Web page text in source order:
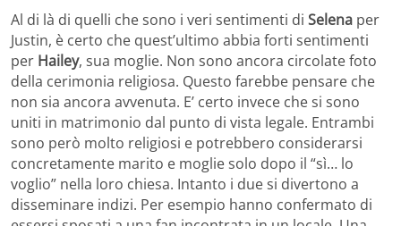
Al di là di quelli che sono i veri sentimenti di Selena per
Justin, è certo che quest’ultimo abbia forti sentimenti
per Hailey, sua moglie. Non sono ancora circolate foto
della cerimonia religiosa. Questo farebbe pensare che
non sia ancora avvenuta. E’ certo invece che si sono
uniti in matrimonio dal punto di vista legale. Entrambi
sono però molto religiosi e potrebbero considerarsi
concretamente marito e moglie solo dopo il “sì… lo
voglio” nella loro chiesa. Intanto i due si divertono a
disseminare indizi. Per esempio hanno confermato di